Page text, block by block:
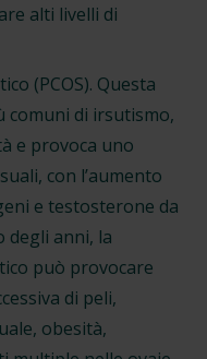
alti livelli di
(PCOS). Questa
comuni di irsutismo,
e provoca uno
con l’aumento
e testosterone da
degli anni, la
può provocare
di peli,
obesità,